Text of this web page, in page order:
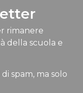
rimanere
della scuola e
spam, ma solo